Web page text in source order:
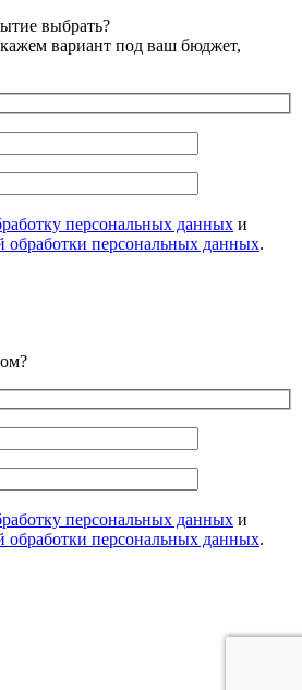
выбрать?
вариант под ваш бюджет,
персональных данных и
обработки персональных данных.
персональных данных и
обработки персональных данных.